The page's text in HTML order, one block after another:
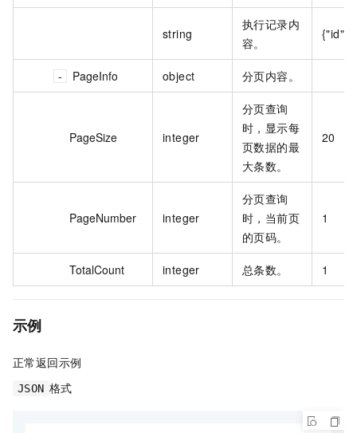
string
执行记录内
容。
PageInfo object 分页内容。
PageSize integer
分页查询
时，显示每
页数据的最
大条数。
20
PageNumber integer
分页查询
时，当前页
的页码。
1
TotalCount integer 总条数。 1
示例
正常返回示例
JSON 格式